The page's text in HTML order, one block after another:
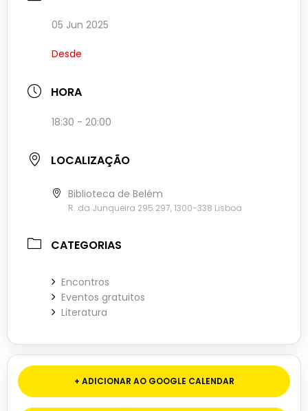
05 Jun 2025
Desde
HORA
18:30 - 20:00
LOCALIZAÇÃO
Biblioteca de Belém
R. da Junqueira 295 297, 1300-338 Lisboa
CATEGORIAS
Encontros
Eventos gratuitos
Literatura
+ ADICIONAR AO GOOGLE CALENDAR